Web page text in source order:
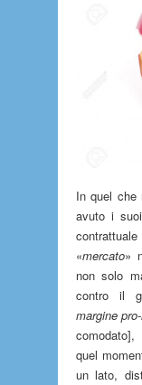
In quel che
avuto i
«mercato»
non solo
contro il
margine
quel
un lato,